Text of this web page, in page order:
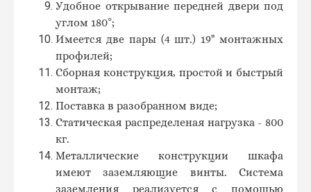
Удобное открывание передней двери под
углом 180°;
Имеется две пары (4 шт.) 19" монтажных
профилей;
Сборная конструкция, простой и быстрый
монтаж;
Поставка в разобранном виде;
Статическая распределеная нагрузка - 800
кг.
Металлические конструкции шкафа
имеют заземляющие винты. Система
заземления реализуется с помощью